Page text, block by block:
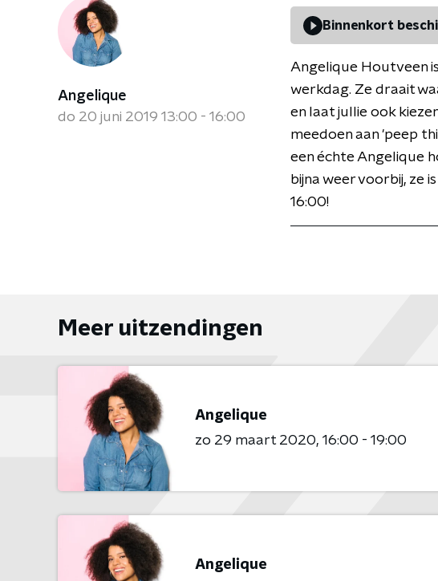
Angelique
do 20 juni 2019 13:00 - 16:00
Binnenkort
Angelique Houtveen
werkdag. Ze draait
en laat jullie ook
meedoen aan 'peep
een échte Angelique
bijna weer voorbij, ze
16:00!
Meer uitzendingen
Angelique
zo 29 maart 2020 16:00 - 19:00
Angelique